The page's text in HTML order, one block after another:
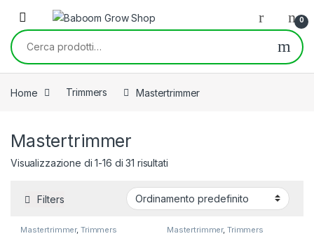
Skip to navigation
Skip to content
0
Cerca:
Home Trimmers Mastertrimmer
Mastertrimmer
Visualizzazione di 1-16 di 31 risultati
Filters
Mastertrimmer, Trimmers Mastertrimmer, Trimmers